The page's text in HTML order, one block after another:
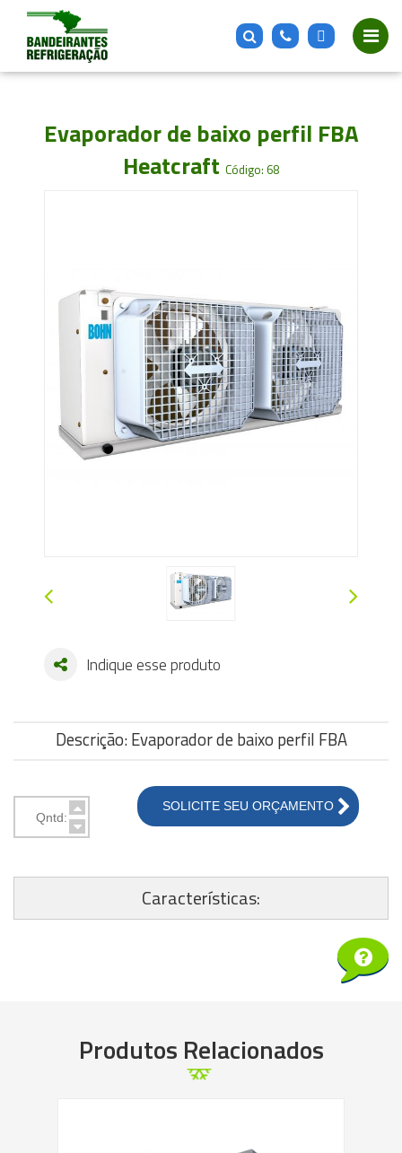
Evaporador de baixo perfil FBA
Heatcraft Código: 68
Indique esse produto
Descrição: Evaporador de baixo perfil FBA
SOLICITE SEU ORÇAMENTO
Características:
Produtos Relacionados